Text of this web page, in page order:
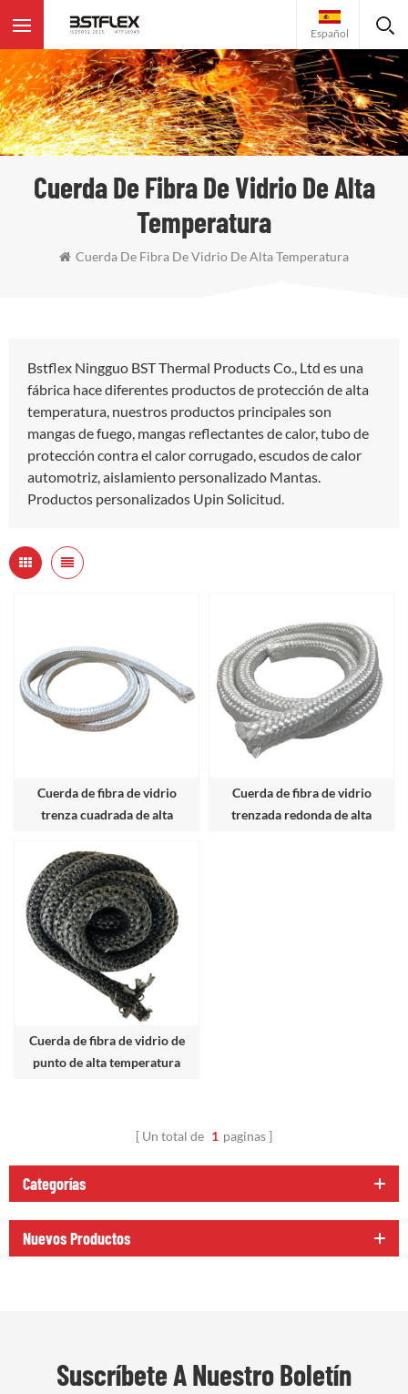
Español
Cuerda De Fibra De Vidrio De Alta
Temperatura
Cuerda De Fibra De Vidrio De Alta Temperatura
Bstflex Ningguo BST Thermal Products Co., Ltd es una
fábrica hace diferentes productos de protección de alta
temperatura, nuestros productos principales son
mangas de fuego, mangas reflectantes de calor, tubo de
protección contra el calor corrugado, escudos de calor
automotriz, aislamiento personalizado Mantas.
Productos personalizados Upin Solicitud.
Cuerda de fibra de vidrio
trenza cuadrada de alta
Cuerda de fibra de vidrio
trenzada redonda de alta
Cuerda de fibra de vidrio de
punto de alta temperatura
Un total de 1 paginas
Categorías
Nuevos Productos
Suscríbete A Nuestro Boletín